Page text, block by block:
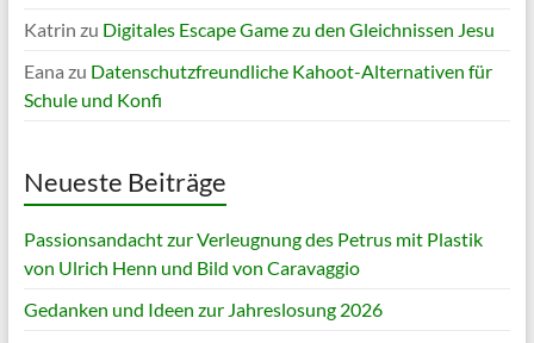
Katrin zu Digitales Escape Game zu den Gleichnissen Jesu
Eana zu Datenschutzfreundliche Kahoot-Alternativen für
Schule und Konfi
Neueste Beiträge
Passionsandacht zur Verleugnung des Petrus mit Plastik
von Ulrich Henn und Bild von Caravaggio
Gedanken und Ideen zur Jahreslosung 2026